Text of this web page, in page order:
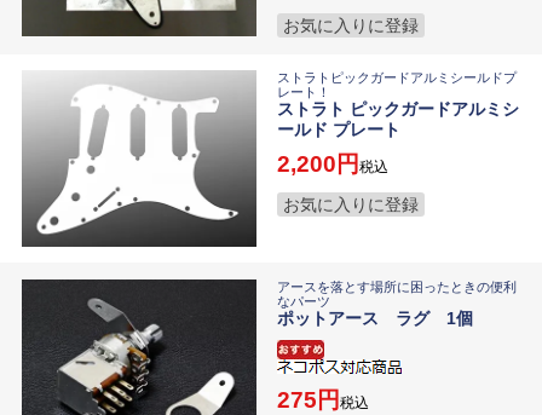
お気に入りに登録
ストラトピックガードアルミシールドプ
レート！
ストラト ピックガードアルミシ
ールド プレート
2,200 税込
お気に入りに登録
アースを落とす場所に困ったときの便利
なパーツ
ポットアース ラグ 1個
275 税込